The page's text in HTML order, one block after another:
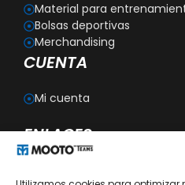
Material para
Bolsas deportivas
Merchandising
CUENTA
Mi cuenta
ENLACES